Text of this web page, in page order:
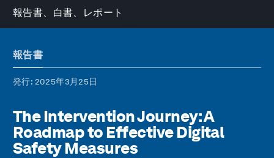
報告書、白書、レポート
報告書
発行: 2025年3月25日
The Intervention Journey: A
Roadmap to Effective Digital
Safety Measures